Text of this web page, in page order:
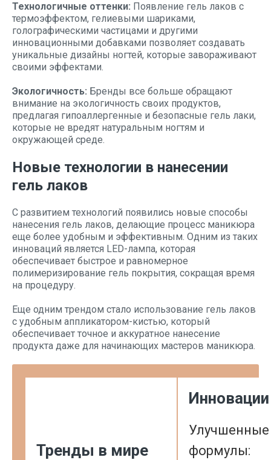
Технологичные оттенки: Появление гель лаков с
термоэффектом, гелиевыми шариками,
голографическими частицами и другими
инновационными добавками позволяет создавать
уникальные дизайны ногтей, которые завораживают
своими эффектами.
Экологичность: Бренды все больше обращают
внимание на экологичность своих продуктов,
предлагая гипоаллергенные и безопасные гель лаки,
которые не вредят натуральным ногтям и
окружающей среде.
Новые технологии в нанесении
гель лаков
С развитием технологий появились новые способы
нанесения гель лаков, делающие процесс маникюра
еще более удобным и эффективным. Одним из таких
инноваций является LED-лампа, которая
обеспечивает быстрое и равномерное
полимеризирование гель покрытия, сокращая время
на процедуру.
Еще одним трендом стало использование гель лаков
с удобным аппликатором-кистью, который
обеспечивает точное и аккуратное нанесение
продукта даже для начинающих мастеров маникюра.
Тренды в мире
Улучшенные
формулы: